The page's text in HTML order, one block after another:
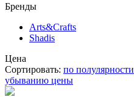
Бренды
Arts&Crafts
Shadis
Цена
Сортировать: по полулярности
убыванию цены